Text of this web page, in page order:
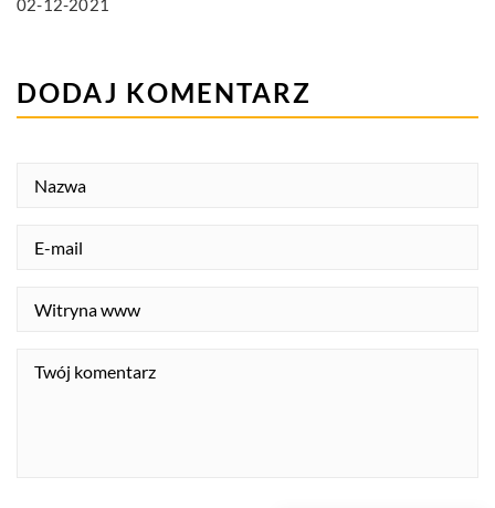
02-12-2021
DODAJ KOMENTARZ